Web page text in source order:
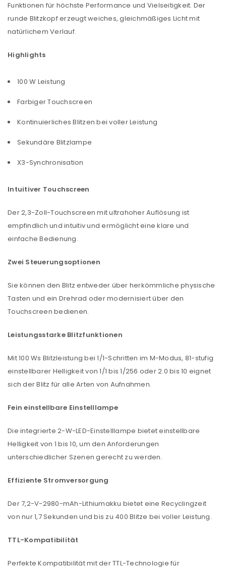
Funktionen für höchste Performance und Vielseitigkeit. Der
runde Blitzkopf erzeugt weiches, gleichmäßiges Licht mit
natürlichem Verlauf.
Highlights
100 W Leistung
Farbiger Touchscreen
Kontinuierliches Blitzen bei voller Leistung
Sekundäre Blitzlampe
X3-Synchronisation
Intuitiver Touchscreen
Der 2,3-Zoll-Touchscreen mit ultrahoher Auflösung ist
empfindlich und intuitiv und ermöglicht eine klare und
einfache Bedienung.
Zwei Steuerungsoptionen
Sie können den Blitz entweder über herkömmliche physische
Tasten und ein Drehrad oder modernisiert über den
Touchscreen bedienen.
Leistungsstarke Blitzfunktionen
Mit 100 Ws Blitzleistung bei 1/1-Schritten im M-Modus, 81-stufig
einstellbarer Helligkeit von 1/1 bis 1/256 oder 2.0 bis 10 eignet
sich der Blitz für alle Arten von Aufnahmen.
Fein einstellbare Einstelllampe
Die integrierte 2-W-LED-Einstelllampe bietet einstellbare
Helligkeit von 1 bis 10, um den Anforderungen
unterschiedlicher Szenen gerecht zu werden.
Effiziente Stromversorgung
Der 7,2-V-2980-mAh-Lithiumakku bietet eine Recyclingzeit
von nur 1,7 Sekunden und bis zu 400 Blitze bei voller Leistung.
TTL-Kompatibilität
Perfekte Kompatibilität mit der TTL-Technologie für